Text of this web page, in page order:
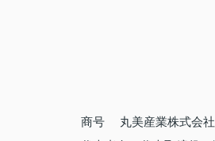
商号
丸美産業株式会社